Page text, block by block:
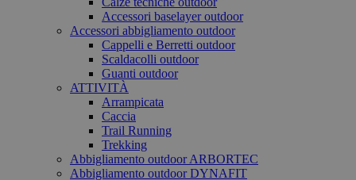
Accessori baselayer outdoor
Accessori abbigliamento outdoor
Cappelli e Berretti outdoor
Scaldacolli outdoor
Guanti outdoor
ATTIVITÀ
Arrampicata
Caccia
Trail Running
Trekking
Abbigliamento outdoor ARBORTEC
Abbigliamento outdoor DYNAFIT